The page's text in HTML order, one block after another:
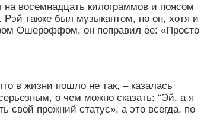
восемнадцать килограммов и поясом
Рэй также был музыкантом, но он, хотя и
Ошероффом, он поправил ее: «Просто
в жизни пошло не так, – казалась
о чем можно сказать: “Эй, а я
свой прежний статус», а это всегда, по